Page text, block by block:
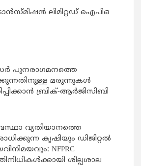
ലിമിറ്റഡ് ഐപിഒ
പുനരാഗമനത്തെ
മരുന്നുകള്‍
ബ്രിക്-ആര്‍ജിസിബി
വ്യതിയാനത്തെ
കൃഷിയും ഡിജിറ്റൽ
NFPRC
ശില്പശാല